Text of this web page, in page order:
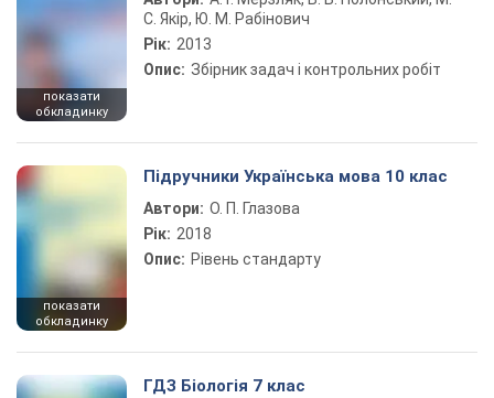
показати
обкладинку
С. Якір, Ю. М. Рабінович
Рік: 2013
Опис: Збірник задач і контрольних робіт
показати
обкладинку
Підручники Українська мова 10 клас
Автори: О. П. Глазова
Рік: 2018
Опис: Рівень стандарту
ГДЗ Біологія 7 клас